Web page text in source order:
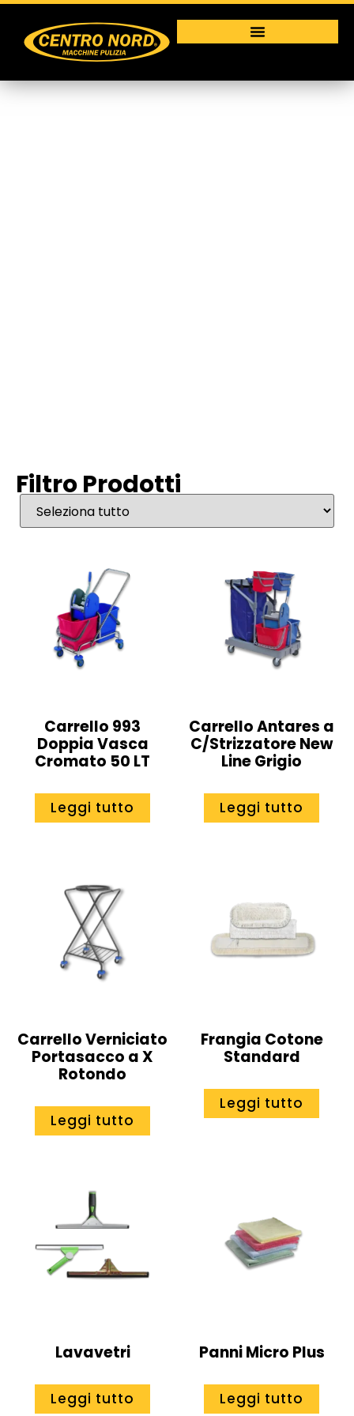
Filtro Prodotti
Carrello 993
Doppia Vasca
Cromato 50 LT
Leggi tutto
Carrello Antares a
C/Strizzatore New
Line Grigio
Leggi tutto
Carrello Verniciato
Portasacco a X
Rotondo
Leggi tutto
Frangia Cotone
Standard
Leggi tutto
Lavavetri
Leggi tutto
Panni Micro Plus
Leggi tutto